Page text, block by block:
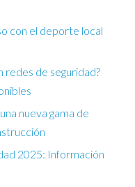
con el deporte local
redes de seguridad?
nueva gama de
2025: Información